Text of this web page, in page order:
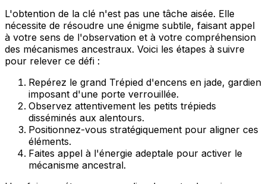
L'obtention de la clé n'est pas une tâche aisée. Elle
nécessite de résoudre une énigme subtile, faisant appel
à votre sens de l'observation et à votre compréhension
des mécanismes ancestraux. Voici les étapes à suivre
pour relever ce défi :
Repérez le grand Trépied d'encens en jade, gardien
imposant d'une porte verrouillée.
Observez attentivement les petits trépieds
disséminés aux alentours.
Positionnez-vous stratégiquement pour aligner ces
éléments.
Faites appel à l'énergie adeptale pour activer le
mécanisme ancestral.